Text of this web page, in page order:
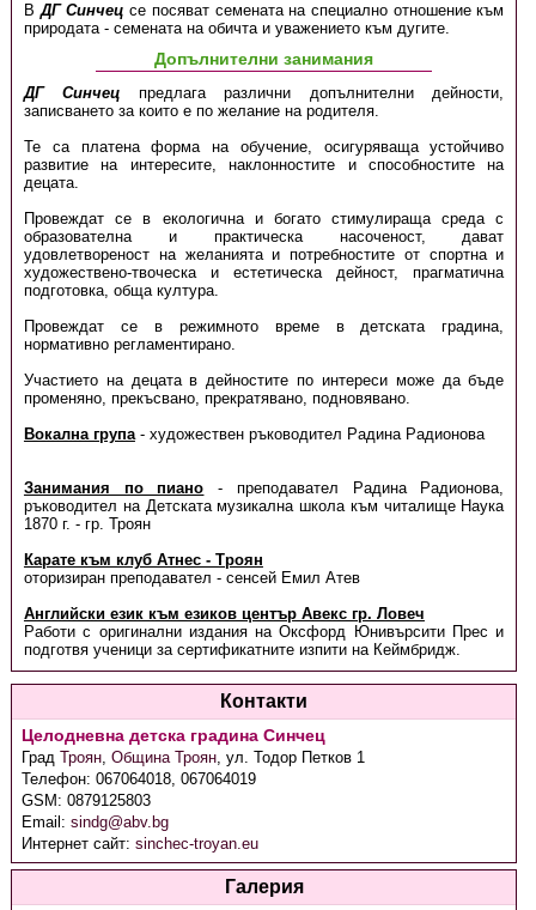
ВДГ Синчец се посяват семената на специално отношение към
природата - семената на обичта и уважението към дугите.
Допълнителни занимания
ДГ Синчец предлага различни допълнителни дейности,
записването за които е по желание на родителя.
Те са платена форма на обучение, осигуряваща устойчиво
развитие на интересите, наклонностите и способностите на
децата.
Провеждат се в екологична и богато стимулираща среда с
образователна и практическа насоченост, дават
удовлетвореност на желанията и потребностите от спортна и
художествено-твоческа и естетическа дейност, прагматична
подготовка, обща култура.
Провеждат се в режимното време в детската градина,
нормативно регламентирано.
Участието на децата в дейностите по интереси може да бъде
променяно, прекъсвано, прекратявано, подновявано.
Вокална група- художествен ръководител Радина Радионова
Занимания по пиано - преподавател Радина Радионова,
ръководител на Детската музикална школа към читалище Наука
1870 г. - гр. Троян
Карате към клуб Атнес - Троян
оторизиран преподавател - сенсей Емил Атев
Английски език към езиков център Авекс гр. Ловеч
Работи с оригинални издания на Оксфорд Юнивърсити Прес и
подготвя ученици за сертификатните изпити на Кеймбридж.
Контакти
Целодневна детска градина Синчец
ГрадТроян,Община Троян,ул. Тодор Петков 1
Телефон:067064018, 067064019
GSM:0879125803
Email:sindg@abv.bg
Интернет сайт:sinchec-troyan.eu
Галерия